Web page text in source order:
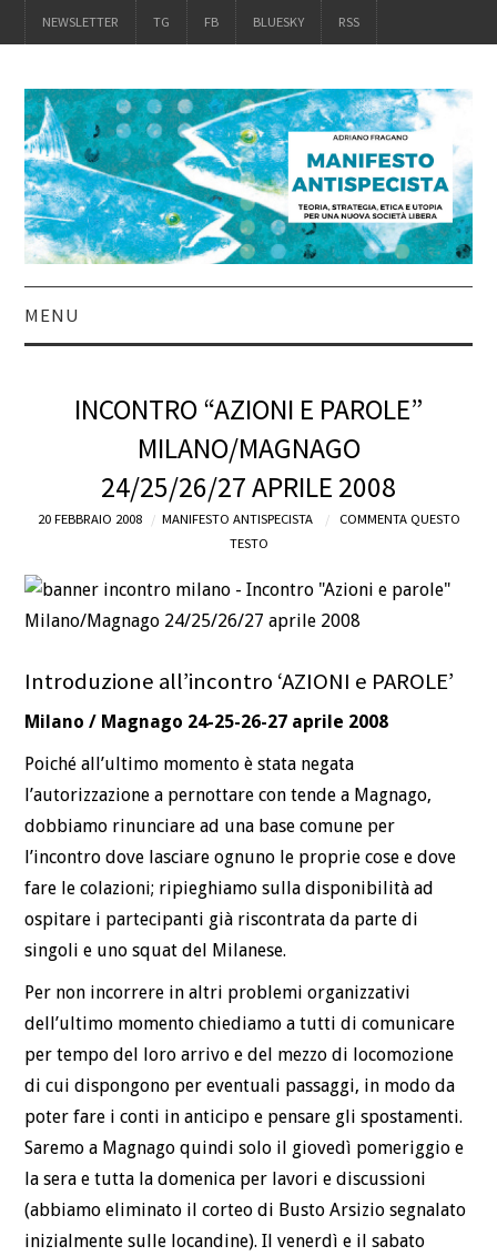
NEWSLETTER TG FB BLUESKY RSS
MENU
IL LIBRO
ACQUISTALO
CHI
CONTATTI
INCONTRO “AZIONI E PAROLE”
MILANO/MAGNAGO
24/25/26/27 APRILE 2008
20 FEBBRAIO 2008 MANIFESTO ANTISPECISTA
COMMENTA QUESTO
TESTO
Introduzione all’incontro ‘AZIONI e PAROLE’
Milano / Magnago 24-25-26-27 aprile 2008
Poiché all’ultimo momento è stata negata
l’autorizzazione a pernottare con tende a Magnago,
dobbiamo rinunciare ad una base comune per
l’incontro dove lasciare ognuno le proprie cose e dove
fare le colazioni; ripieghiamo sulla disponibilità ad
ospitare i partecipanti già riscontrata da parte di
singoli e uno squat del Milanese.
Per non incorrere in altri problemi organizzativi
dell’ultimo momento chiediamo a tutti di comunicare
per tempo del loro arrivo e del mezzo di locomozione
di cui dispongono per eventuali passaggi, in modo da
poter fare i conti in anticipo e pensare gli spostamenti.
Saremo a Magnago quindi solo il giovedì pomeriggio e
la sera e tutta la domenica per lavori e discussioni
(abbiamo eliminato il corteo di Busto Arsizio segnalato
inizialmente sulle locandine). Il venerdì e il sabato